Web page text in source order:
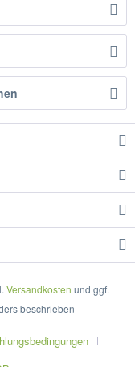
Versandkosten und ggf.
beschrieben